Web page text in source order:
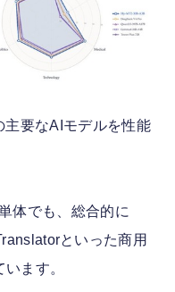
要なAIモデルを性能
体でも、総合的に
といった商用
ます。